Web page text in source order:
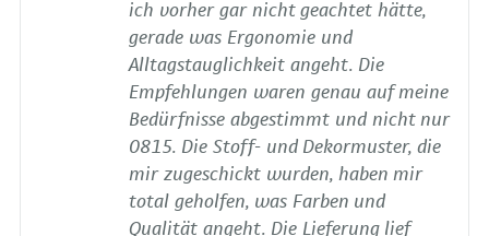
ich vorher gar nicht geachtet hätte,
gerade was Ergonomie und
Alltagstauglichkeit angeht. Die
Empfehlungen waren genau auf meine
Bedürfnisse abgestimmt und nicht nur
0815. Die Stoff- und Dekormuster, die
mir zugeschickt wurden, haben mir
total geholfen, was Farben und
Qualität angeht. Die Lieferung lief